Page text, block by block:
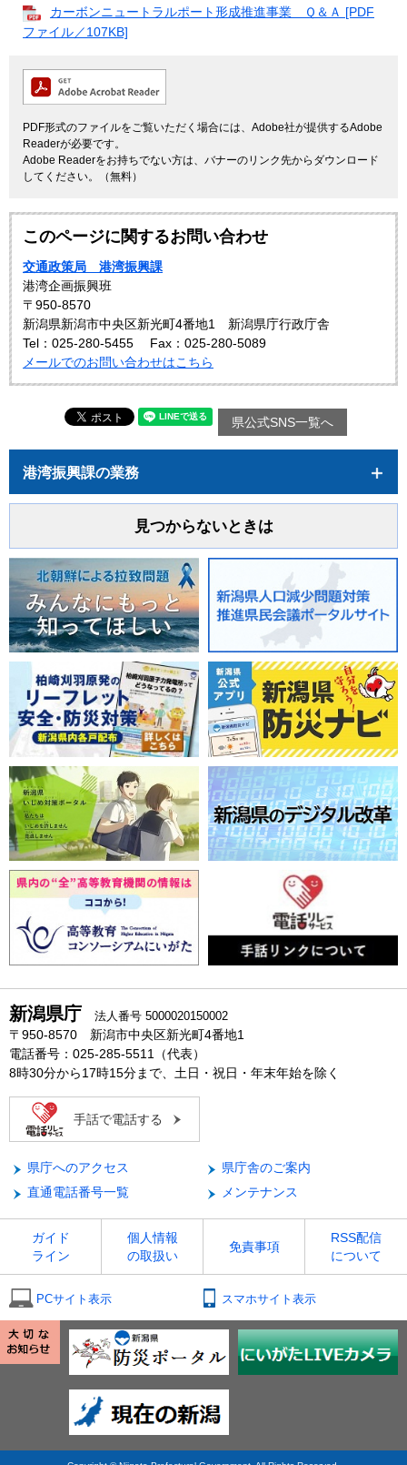
カーボンニュートラルポート形成推進事業 Ｑ＆Ａ [PDF
ファイル／107KB]
PDF形式のファイルをご覧いただく場合には、Adobe社が提供するAdobe
Readerが必要です。
Adobe Readerをお持ちでない方は、バナーのリンク先からダウンロード
してください。（無料）
このページに関するお問い合わせ
交通政策局 港湾振興課
港湾企画振興班
〒950-8570
新潟県新潟市中央区新光町4番地1 新潟県庁行政庁舎
Tel：025-280-5455
Fax：025-280-5089
メールでのお問い合わせはこちら
県公式SNS一覧へ
港湾振興課の業務
見つからないときは
新潟県庁 法人番号 5000020150002
〒950-8570 新潟市中央区新光町4番地1
電話番号：025-285-5511（代表）
8時30分から17時15分まで、土日・祝日・年末年始を除く
手話で電話する
県庁へのアクセス
県庁舎のご案内
直通電話番号一覧
メンテナンス
ガイド
ライン
個人情報
の取扱い
免責事項
RSS配信
について
PCサイト表示 スマホサイト表示